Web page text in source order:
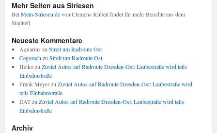
Mehr Seiten aus Striesen
Bei Mein-Striesen.devon Clemens Kubeil findet Ihr mehr Berichte aus dem
Stadtteil.
Neueste Kommentare
Aquarius zu Streit um Radroute Ost
Cegorachzu Streit um Radroute Ost
Heikozu Zuviel Autos auf Radroute Dresden-Ost: Laubestraße wird teils
Einbahnstraße
Frank Meyerzu Zuviel Autos auf Radroute Dresden-Ost: Laubestraße wird
teils Einbahnstraße
DATzu Zuviel Autos auf Radroute Dresden-Ost: Laubestraße wird teils
Einbahnstraße
Archiv